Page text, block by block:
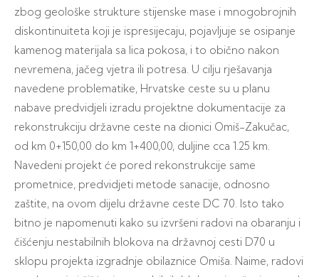
zbog geološke strukture stijenske mase i mnogobrojnih
diskontinuiteta koji je ispresijecaju, pojavljuje se osipanje
kamenog materijala sa lica pokosa, i to obično nakon
nevremena, jačeg vjetra ili potresa. U cilju rješavanja
navedene problematike, Hrvatske ceste su u planu
nabave predvidjeli izradu projektne dokumentacije za
rekonstrukciju državne ceste na dionici Omiš-Zakučac,
od km 0+150,00 do km 1+400,00, duljine cca 1.25 km.
Navedeni projekt će pored rekonstrukcije same
prometnice, predvidjeti metode sanacije, odnosno
zaštite, na ovom dijelu državne ceste DC 70. Isto tako
bitno je napomenuti kako su izvršeni radovi na obaranju i
čišćenju nestabilnih blokova na državnoj cesti D70 u
sklopu projekta izgradnje obilaznice Omiša. Naime, radovi